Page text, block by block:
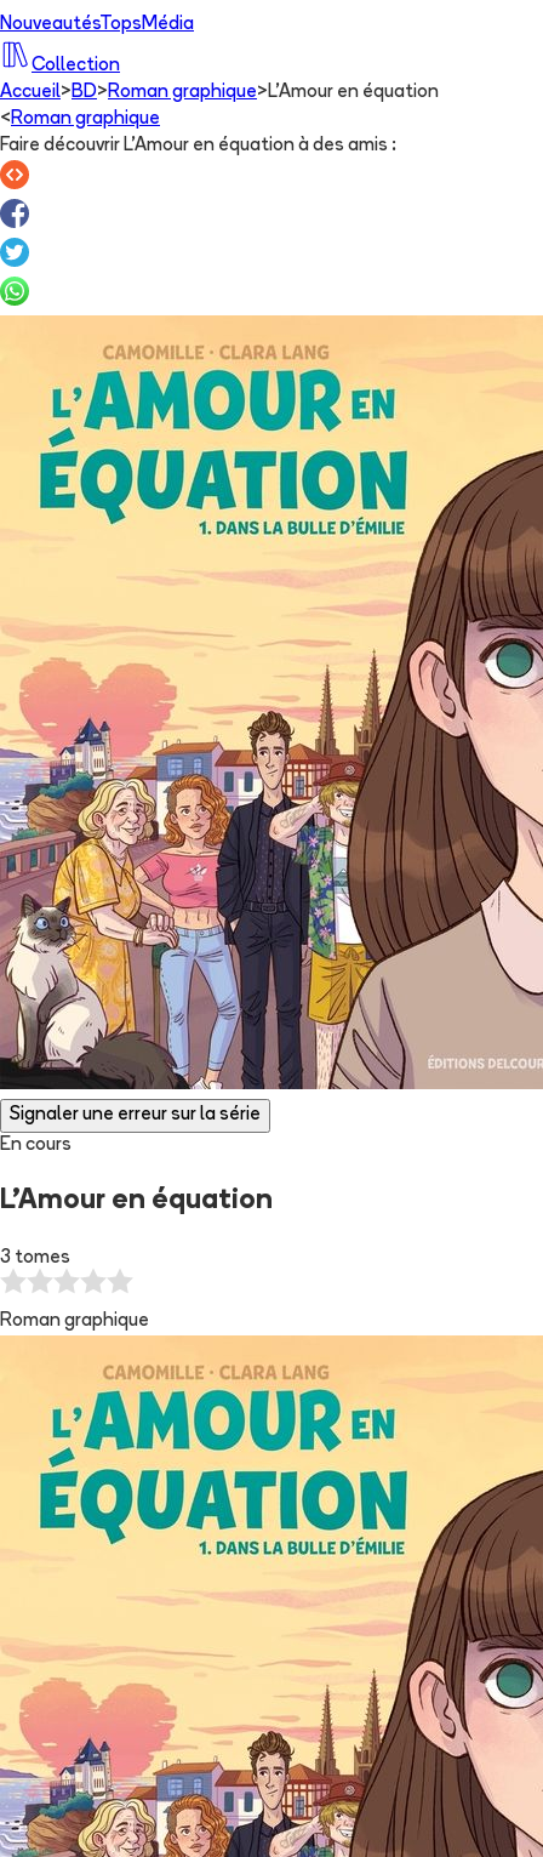
NouveautésTops Média
Collection
Accueil> BD> Roman graphique> L'Amour en équation
< Roman graphique
Faire découvrir L'Amour en équation à des amis :
Signaler une erreur sur la série
En cours
L'Amour en équation
3 tomes
Roman graphique